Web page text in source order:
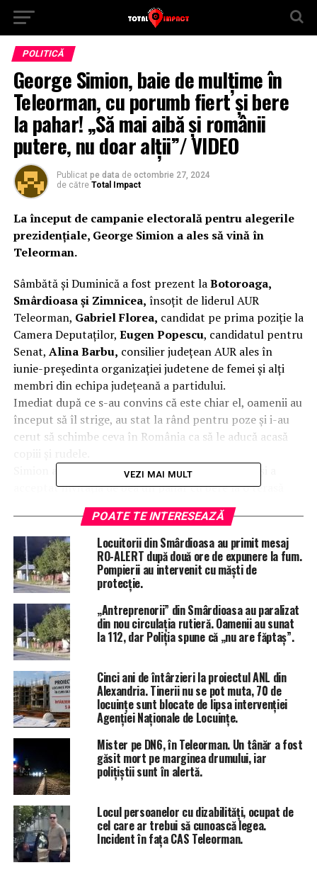
POLITICĂ
George Simion, baie de mulțime în
Teleorman, cu porumb fiert și bere
la pahar! „Să mai aibă și românii
putere, nu doar alții”/ VIDEO
Publicat pe data de octombrie 27, 2024
de către Total Impact
La început de campanie electorală pentru alegerile
prezidențiale, George Simion a ales să vină în
Teleorman.
Sâmbătă și Duminică a fost prezent laBotoroaga,
Smârdioasa și Zimnicea, însoțit de liderul AUR
Teleorman, Gabriel Florea, candidat pe prima poziție la
Camera Deputaților, Eugen Popescu, candidatul pentru
Senat, Alina Barbu, consilier județean AUR ales în
iunie-președinta organizației judetene de femei și alți
membri din echipa județeană a partidului.
Imediat după ce s-au convins că este chiar el, oamenii au
început să îl strige, au stat la rând pentru poze și i-au
cerut să schimbe ceva în România ca să le aducă acasă
Simion a cumpărat porumb fiert, a mâncat mici și a
acceptat invitația de bea un pahar cu bere la o terasă
improvizată, după ce a fost invitat de câțiva oameni
prezenți în zonă.
„Să fiți cu noi
„, le-a spus Simion celor care au venit
către el pentru poze și interacțiune.
Președintele AUR a „cules” și nemulțumirile oamenilor
care i se plângeau de diferite nedreptăți și le-a spus că,
dacă poporul îl susține, va avea puterea să schimbe
lucrurile în interesul românilor.
Întrebat ce anume îi dă încrederea că la aceste alegeri
teleormănenii vor vota altfel decât PSD și PNL, având în
vedere că cele două partide conduc județul aproape
dintotdeauna și au fost mereu opțiunile alegătorilor,
Simion a declarat pentru Total Impact că oamenii s-au
săturat să mai stea în genunchi, iar viitorul nu trebuie să
însemne numai corporații, ci și producători mici, pe care
trebuie pus accent, cu fabrici de procesare și o industrie
românească pe care o putem avea din nou.
VEZI MAI MULT
POATE TE INTERESEAZĂ
Locuitorii din Smârdioasa au primit mesaj
RO-ALERT după două ore de expunere la fum.
Pompierii au intervenit cu măști de
protecție.
„Antreprenorii” din Smârdioasa au paralizat
din nou circulația rutieră. Oamenii au sunat
la 112, dar Poliția spune că „nu are făptaș”.
Cinci ani de întârzieri la proiectul ANL din
Alexandria. Tinerii nu se pot muta, 70 de
locuințe sunt blocate de lipsa intervenției
Agenției Naționale de Locuințe.
Mister pe DN6, în Teleorman. Un tânăr a fost
găsit mort pe marginea drumului, iar
polițiștii sunt în alertă.
Locul persoanelor cu dizabilități, ocupat de
cel care ar trebui să cunoască legea.
Incident în fața CAS Teleorman.